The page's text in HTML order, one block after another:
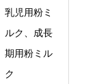
乳児用粉ミ
ルク、成長
期用粉ミル
ク